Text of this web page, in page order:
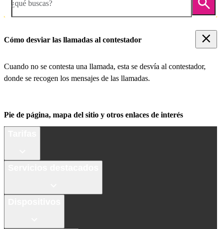
¿qué buscas?
Cómo desviar las llamadas al contestador
Cuando no se contesta una llamada, esta se desvía al contestador,
donde se recogen los mensajes de las llamadas.
Pie de página, mapa del sitio y otros enlaces de interés